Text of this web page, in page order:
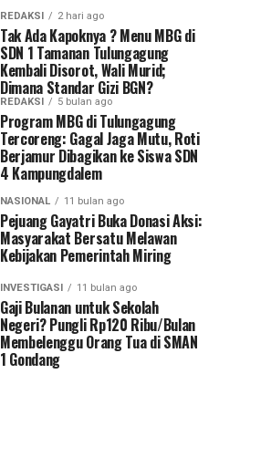
REDAKSI 2 hari ago
Tak Ada Kapoknya ? Menu MBG di
SDN 1 Tamanan Tulungagung
Kembali Disorot, Wali Murid;
Dimana Standar Gizi BGN?
REDAKSI 5 bulan ago
Program MBG di Tulungagung
Tercoreng: Gagal Jaga Mutu, Roti
Berjamur Dibagikan ke Siswa SDN
4 Kampungdalem
NASIONAL 11 bulan ago
Pejuang Gayatri Buka Donasi Aksi:
Masyarakat Bersatu Melawan
Kebijakan Pemerintah Miring
INVESTIGASI 11 bulan ago
Gaji Bulanan untuk Sekolah
Negeri? Pungli Rp120 Ribu/Bulan
Membelenggu Orang Tua di SMAN
1 Gondang